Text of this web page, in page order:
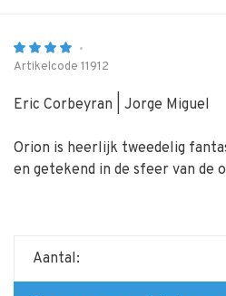
•
Artikelcode 11912
Eric Corbeyran | Jorge Miguel
Orion is heerlijk tweedelig
en getekend in de sfeer van de
Aantal: